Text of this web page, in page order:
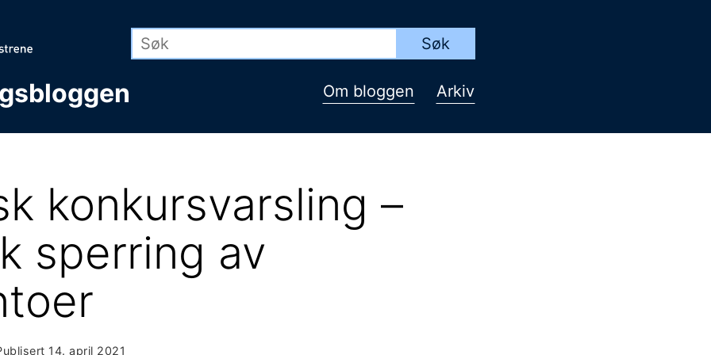
Om bloggen Arkiv
konkursvarsling –
sperring av
14. april 2021